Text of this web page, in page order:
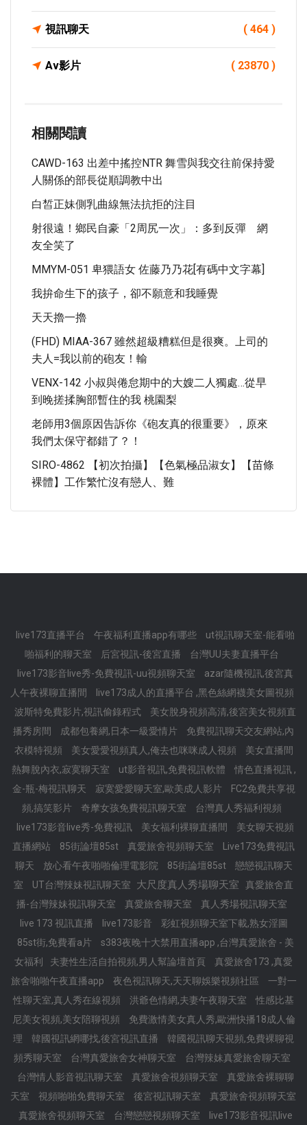
視訊聊天 ( 464 )
Av影片 ( 23870 )
相關閱讀
CAWD-163 出差中搖控NTR 舞雪與我交往前保持愛
人關係的部長從順調教中出
白皙正妹側乳曲線無法抗拒的注目
射很遠！鄉民自豪「2周尻一次」：多到反彈 網
友全笑了
MMYM-051 卑猥語女 佐藤乃乃花[有碼中文字幕]
我拚命生下的孩子，卻不願意和我睡覺
天天擼一擼
(FHD) MIAA-367 雖然超級糟糕但是很爽。上司的
夫人=我以前的砲友！輸
VENX-142 小叔與倦怠期中的大嫂二人獨處…從早
到晚搓揉胸部暫住的我 桃園梨
老師用3個原因告訴你《砲友真的很重要》，原來
我們太保守都錯了？！
SIRO-4862 【初次拍攝】【色氣極品淑女】【苗條
裸體】工作繁忙沒有戀人、難
live173直播平台 午夜福利直播app有哪些
ut視訊聊天室-能看啪
啪福利的聊天室
后宮視訊-後宮直播
台灣UU夫妻直播平台
live173影音live秀-免費視訊-uu視頻聊天室
azar隨機視訊,後宮真
人午夜裸聊直播間
live173成人的直播平台 ,黑色絲網襪美女圖視頻
波斯特免費影片,視訊偷錄程式
美女脫身視頻高清,後宮美女視頻直
播秀房間
成都包養網,日本一級愛情片
免費視訊聊天交友網站,內
衣模特視頻
美女愛愛視頻真人,俺去也咪咪成人視頻
美女直播間
熱舞脫內衣,寂寞聊天室
ut影音視訊,免費視訊軟體
情色直播視訊 ,
金-瓶-梅視訊聊天
寂寞愛愛聊天室,歐美成人影片
FC2免費共享視
頻,搞笑影片
奇摩女孩免費視訊聊天室
台灣真人秀福利視頻
live173影音live秀-免費視訊
美女福利裸聊直播間
美女聊天視頻
直播網站
85街論壇85st 真愛旅舍視頻聊天室
Live173免費視訊
聊天
放心看午夜啪啪倫理電影院 85街論壇85st
戀戀視訊聊天
室
UT台灣辣妹視訊聊天室 大尺度真人秀場聊天室
真愛旅舍直
播-台灣辣妹視訊聊天室
真愛旅舍聊天室
真人秀場視訊聊天室
live 173 視訊直播
live173影音
彩虹視頻聊天室下載,熟女淫圖
85st街,免費看a片
s383夜晚十大禁用直播app ,台灣真愛旅舍 - 美
女福利
夫妻性生活自拍視頻,男人幫論壇首頁
真愛旅舍173 ,真愛
旅舍啪啪午夜直播app
夜色視訊聊天,天天聊娛樂視頻社區
一對一
性聊天室,真人秀在線視頻
洪爺色情網,夫妻午夜聊天室
性感比基
尼美女視頻,美女陪聊視頻
免費激情美女真人秀,歐洲快播18成人倫
理
韓國視訊網哪找,後宮視訊直播
韓國視訊聊天視頻,免費裸聊視
頻秀聊天室
台灣真愛旅舍女神聊天室
台灣辣妹真愛旅舍聊天室
台灣情人影音視訊聊天室
真愛旅舍視頻聊天室
真愛旅舍裸聊聊
天室
視頻啪啪免費聊天室 後宮視訊聊天室
真愛旅舍視頻聊天室
真愛旅舍視頻聊天室
台灣戀戀視頻聊天室 live173影音視訊live